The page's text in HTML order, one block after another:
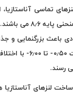
آب برخوردارند و
باعث بزرگنمایی
رسند.
لنزهای آناستازیا